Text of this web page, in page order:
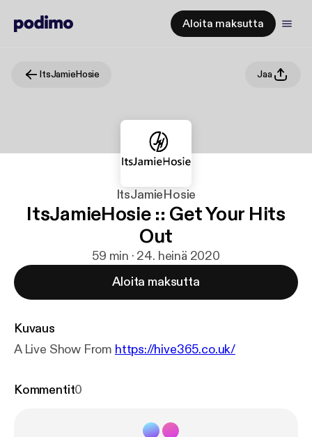
Aloita maksutta
ItsJamieHosie Jaa
ItsJamieHosie
ItsJamieHosie :: Get Your Hits
Out
59 min · 24. heinä 2020
Aloita maksutta
Kuvaus
A Live Show From https://hive365.co.uk/
Kommentit0